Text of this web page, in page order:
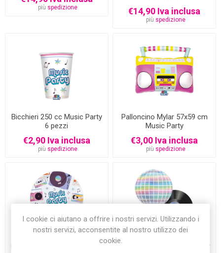
più spedizione €14,90 Iva inclusa
più spedizione
Bicchieri 250 cc Music Party
6 pezzi
€2,90 Iva inclusa
più spedizione
Palloncino Mylar 57x59 cm
Music Party
€3,00 Iva inclusa
più spedizione
Piatti Mix 18 cm Music Party
Piatti Mix 22 cm Music Party
I cookie ci aiutano a offrire i nostri servizi. Utilizzando i
nostri servizi, acconsentite al nostro utilizzo dei
cookie.